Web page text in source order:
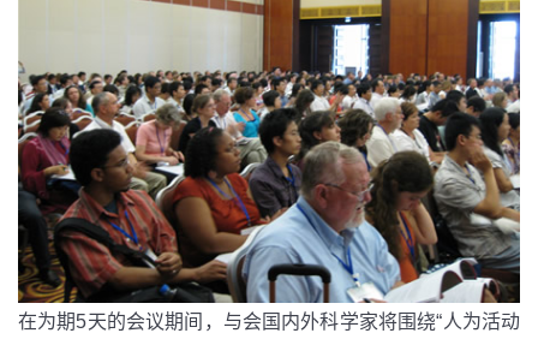
在为期5天的会议期间，与会国内外科学家将围绕“人为活动